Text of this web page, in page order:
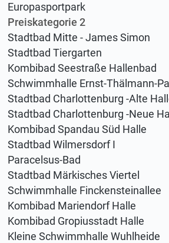
Europasportpark
Preiskategorie 2
Stadtbad Mitte - James Simon
Stadtbad Tiergarten
Kombibad Seestraße Hallenbad
Schwimmhalle Ernst-Thälmann-
Stadtbad Charlottenburg -Alte
Stadtbad Charlottenburg -Neue
Kombibad Spandau Süd Halle
Stadtbad Wilmersdorf I
Paracelsus-Bad
Stadtbad Märkisches Viertel
Schwimmhalle Finckensteinallee
Kombibad Mariendorf Halle
Kombibad Gropiusstadt Halle
Kleine Schwimmhalle Wuhlheide